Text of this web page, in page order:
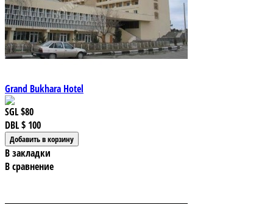
Grand Bukhara Hotel
SGL$80
DBL$ 100
В закладки
В сравнение